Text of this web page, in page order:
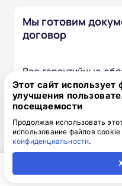
Мы готовим
договор
Все гарантийные
договоре, к нему
Вы получаете
материалам
Доступ к личному
Этот сайт
улучшения
посещаемости
Продолжая использовать
использование файлов
конфиденциальности.